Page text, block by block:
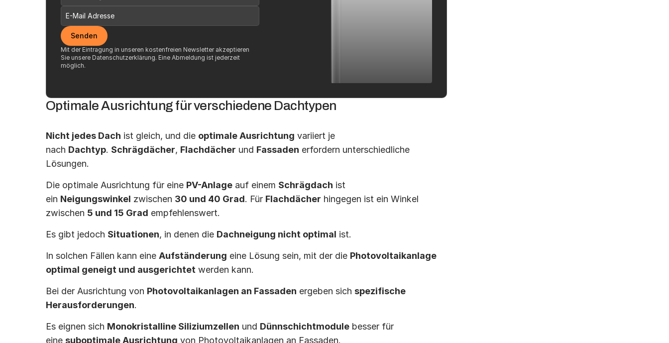
Senden
Mit der Eintragung in unseren kostenfreien Newsletter akzeptieren
Sie unsere Datenschutzerklärung. Eine Abmeldung ist jederzeit
möglich.
Optimale Ausrichtung für verschiedene Dachtypen
Nicht jedes Dach ist gleich, und die optimale Ausrichtung variiert je
nach Dachtyp. Schrägdächer, Flachdächer und Fassaden erfordern unterschiedliche
Lösungen.
Die optimale Ausrichtung für eine PV-Anlage auf einem Schrägdach ist
ein Neigungswinkel zwischen 30 und 40 Grad. Für Flachdächer hingegen ist ein Winkel
zwischen 5 und 15 Grad empfehlenswert.
Es gibt jedoch Situationen, in denen die Dachneigung nicht optimal ist.
In solchen Fällen kann eine Aufständerung eine Lösung sein, mit der die Photovoltaikanlage
optimal geneigt und ausgerichtet werden kann.
Bei der Ausrichtung von Photovoltaikanlagen an Fassaden ergeben sich spezifische
Herausforderungen.
Es eignen sich Monokristalline Siliziumzellen und Dünnschichtmodule besser für
eine suboptimale Ausrichtung von Photovoltaikanlagen an Fassaden.